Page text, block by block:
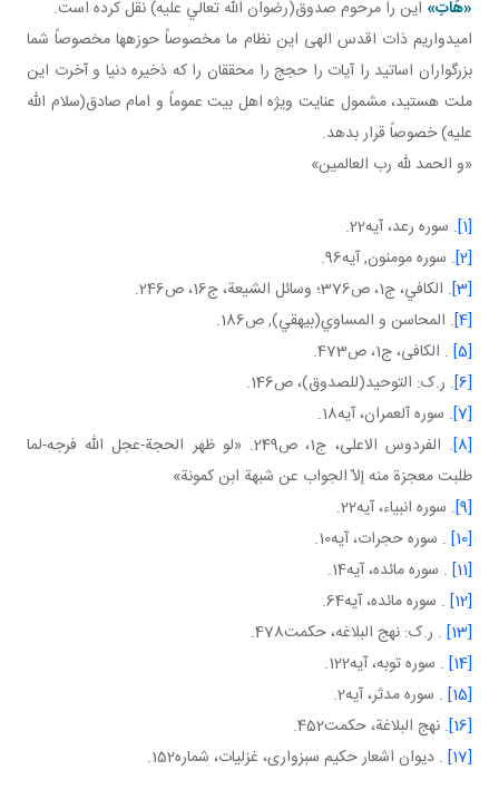
«هَاتِ» اين را مرحوم صدوق(رضوان الله تعالي عليه) نقل کرده است.
اميدواريم ذات اقدس الهی اين نظام ما مخصوصاً حوزه ها مخصوصاً شما
بزرگواران اساتيد را آيات را حجج را محققان را که ذخيره دنيا و آخرت اين
ملت هستيد، مشمول عنايت ويژه اهل بيت عموماً و امام صادق(سلام الله
عليه) خصوصاً قرار بدهد.
«و الحمد لله رب العالمين»
[1] . سوره رعد، آيه22.
[2] . سوره مومنون, آيه96.
[3]
. الکافي، ج1، ص376؛ وسائل الشيعة، ج‏16، ص246.
[4] . المحاسن و المساوي(بيهقي), ص186.
[5]
. الکافی، ج1، ص473.
[6] . ر.ک: التوحيد(للصدوق)، ص146.
[7] . سوره آل عمران، آيه18.
[8]
. الفردوس الاعلی، ج1، ص249. «لو ظهر الحجة-عجل اللّه فرجه-لما
طلبت معجزة منه إلاّ الجواب عن شبهة ابن كمونة»
[9] . سوره انبياء، آيه22.
[10]
. سوره حجرات، آيه10.
[11]
. سوره مائده، آيه14.
[12]
. سوره مائده، آيه64.
[13]
. ر.ک: نهج البلاغه، حکمت478.
[14]
. سوره توبه، آيه122.
[15]
. سوره مدثر، آيه2.
[16]
. نهج البلاغة، حکمت452.
[17]
. ديوان اشعار حکيم سبزواری، غزليات، شماره152.